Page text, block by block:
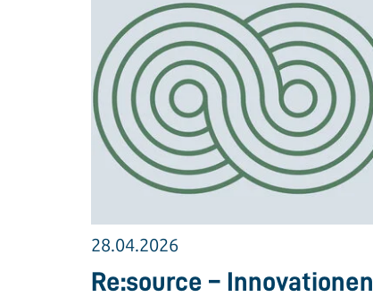
28.04.2026
Re:source – Innovationen